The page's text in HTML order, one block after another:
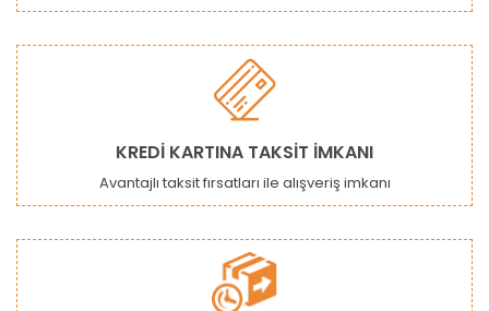
KREDİ KARTINA TAKSİT İMKANI
Avantajlı taksit fırsatları ile alışveriş imkanı